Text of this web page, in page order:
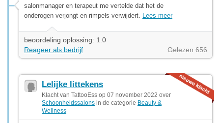
salonmanager en terapeut me vertelde dat het de
onderogen verjongt en rimpels verwijdert. Lees meer
beoordeling oplossing: 1.0
Reageer als bedrijf
Gelezen 656
Lelijke littekens
Klacht van TattooEss op 07 november 2022 over
Schoonheidssalons in de categorie Beauty &
Wellness